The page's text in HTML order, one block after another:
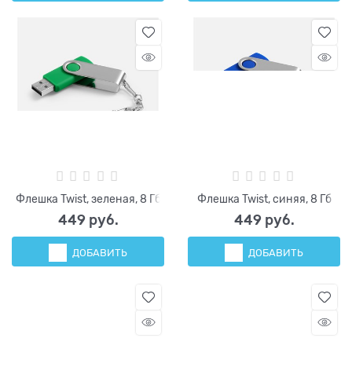
Флешка Twist, зеленая, 8 Гб
449 руб.
ДОБАВИТЬ
Флешка Twist, синяя, 8 Гб
449 руб.
ДОБАВИТЬ